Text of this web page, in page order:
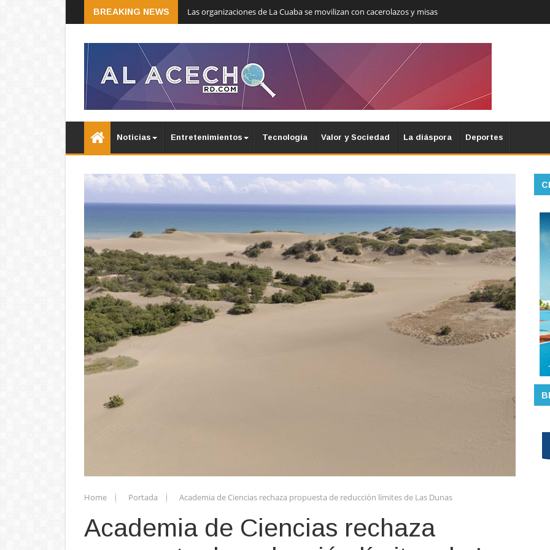
BREAKING NEWS Las organizaciones de La Cuaba se movilizan con cacerolazos y misas
Noticias Entretenimientos Tecnología Valor y Sociedad La diáspora Deportes
Home Portada Academia de Ciencias rechaza propuesta de reducción límites de Las Dunas
Academia de Ciencias rechaza